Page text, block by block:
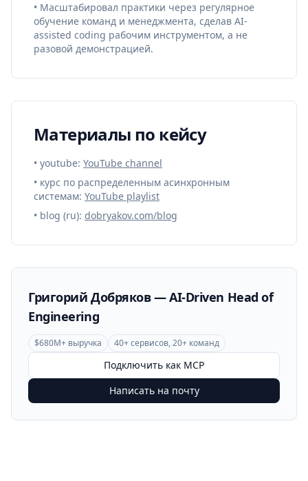
• Масштабировал практики через регулярное
обучение команд и менеджмента, сделав AI-
assisted coding рабочим инструментом, а не
разовой демонстрацией.
Материалы по кейсу
• youtube: YouTube channel
• курс по распределенным асинхронным
системам: YouTube playlist
• blog (ru): dobryakov.com/blog
Григорий Добряков — AI-Driven Head of
Engineering
$680M+ выручка 40+ сервисов, 20+ команд
Подключить как MCP
Написать на почту